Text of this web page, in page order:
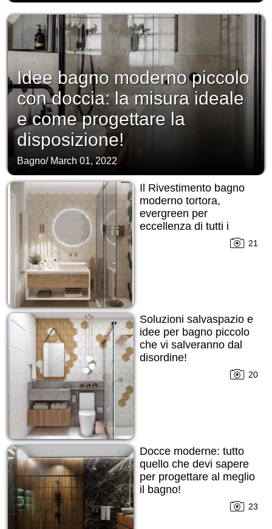
Idee bagno moderno piccolo
con doccia: la misura ideale
e come progettare la
disposizione!
Bagno/ March 01, 2022
Il Rivestimento bagno
moderno tortora,
evergreen per
eccellenza di tutti i
21
Soluzioni salvaspazio e
idee per bagno piccolo
che vi salveranno dal
disordine!
20
Docce moderne: tutto
quello che devi sapere
per progettare al meglio
il bagno!
23